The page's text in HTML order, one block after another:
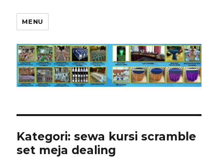
MENU
Kategori:sewa kursi scramble
set meja dealing